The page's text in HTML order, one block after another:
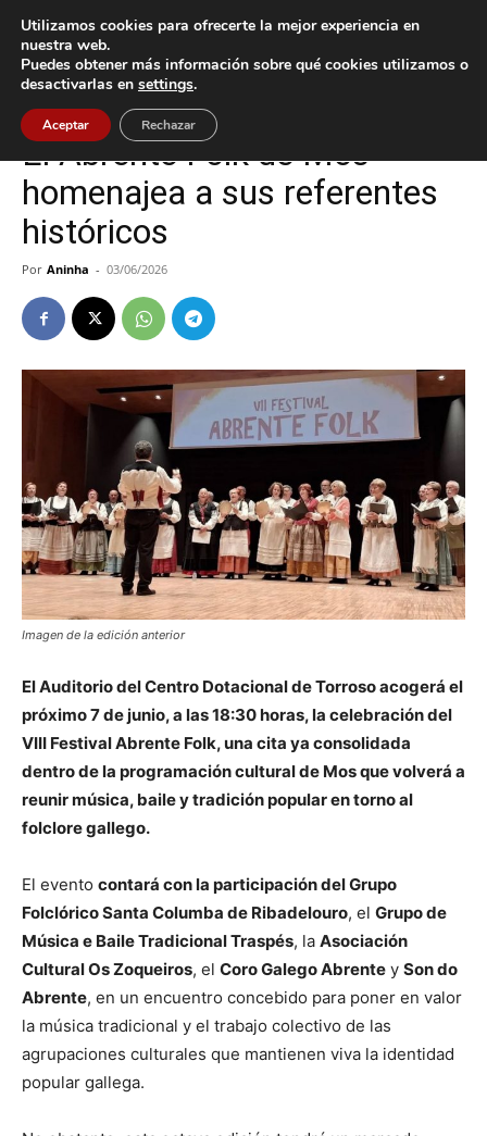
Inicio Cultura / Ocio
Cultura / Ocio Mos
El Abrente Folk de Mos
homenajea a sus referentes
históricos
Por Aninha - 03/06/2026
Imagen de la edición anterior
El Auditorio del Centro Dotacional de Torroso acogerá el
próximo 7 de junio, a las 18:30 horas, la celebración del
VIII Festival Abrente Folk, una cita ya consolidada
dentro de la programación cultural de Mos que volverá a
reunir música, baile y tradición popular en torno al
folclore gallego.
El evento contará con la participación del Grupo
Folclórico Santa Columba de Ribadelouro, el Grupo de
Música e Baile Tradicional Traspés, la Asociación
Cultural Os Zoqueiros, el Coro Galego Abrente y Son do
Abrente, en un encuentro concebido para poner en valor
la música tradicional y el trabajo colectivo de las
agrupaciones culturales que mantienen viva la identidad
popular gallega.
Utilizamos cookies para ofrecerte la mejor experiencia en
nuestra web.
Puedes obtener más información sobre qué cookies utilizamos o
desactivarlas en settings.
Aceptar Rechazar